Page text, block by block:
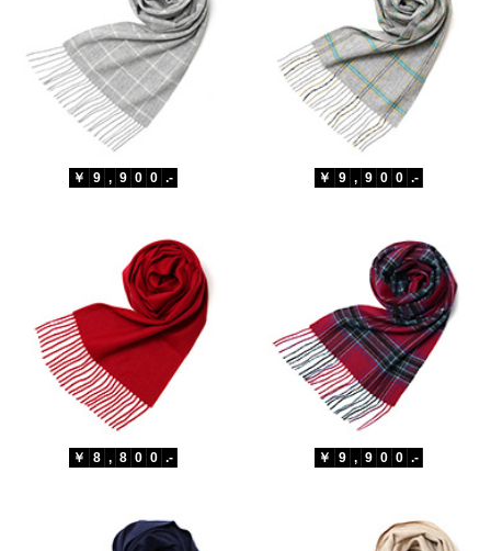
￥ 9 , 9 0 0 .- ￥ 9 , 9 0 0 .-
￥ 8 , 8 0 0 .- ￥ 9 , 9 0 0 .-